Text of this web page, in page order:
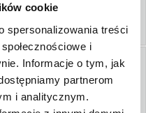
cookie
spersonalizowania treści
i
Informacje o tym, jak
partnerom
i analitycznym.
PB 0026
bez logo
logo nadruk UV
15,00 zł